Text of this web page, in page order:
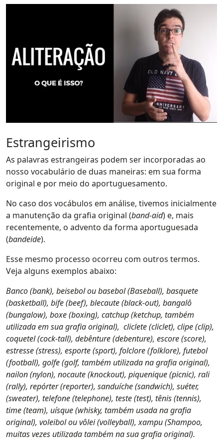
Estrangeirismo
As palavras estrangeiras podem ser incorporadas ao
nosso vocabulário de duas maneiras: em sua forma
original e por meio do aportuguesamento.
No caso dos vocábulos em análise, tivemos inicialmente
a manutenção da grafia original (band-aid) e, mais
recentemente, o advento da forma aportuguesada
(bandeide).
Esse mesmo processo ocorreu com outros termos.
Veja alguns exemplos abaixo:
Banco (bank), beisebol ou basebol (Baseball), basquete
(basketball), bife (beef), blecaute (black-out), bangalô
(bungalow), boxe (boxing), catchup (ketchup, também
utilizada em sua grafia original), cliclete (cliclet), clipe (clip),
coquetel (cock-tall), debênture (debenture), escore (score),
estresse (stress), esporte (sport), folclore (folklore), futebol
(football), golfe (golf, também utilizada na grafia original),
nailon (nylon), nocaute (knockout), piquenique (picnic), rali
(rally), repórter (reporter), sanduíche (sandwich), suéter,
(sweater), telefone (telephone), teste (test), tênis (tennis),
time (team), uísque (whisky, também usada na grafia
original), voleibol ou vôlei (volleyball), xampu (Shampoo,
muitas vezes utilizada também na sua grafia original).